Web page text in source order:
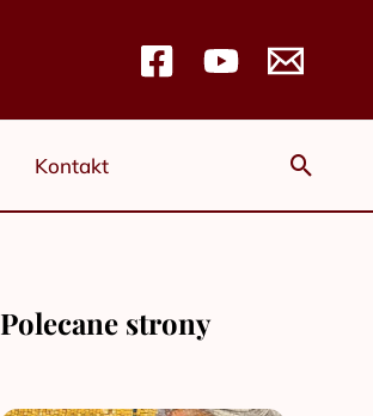
Kontakt
Polecane strony